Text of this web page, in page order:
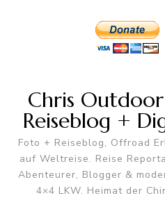
Chris
Reiseblog +
Foto + Reiseblog, Offroad
auf Weltreise. Reise
Abenteurer, Blogger &
4×4 LKW. Heimat der